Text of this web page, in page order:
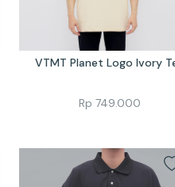
VTMT Planet Logo Ivory
Rp 749.000